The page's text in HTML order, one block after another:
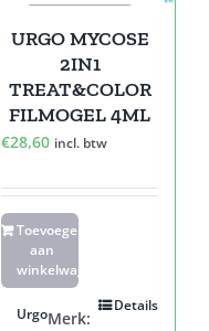
URGO MYCOSE
2IN1
TREAT&COLOR
FILMOGEL 4ML
€28,60 incl. btw
Toevoegen
aan
winkelwagen
Details
Merk:
Urgo